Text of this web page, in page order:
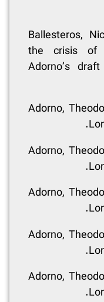
Ballesteros,
the crisis of
Adorno’s
. Adorno,
. Adorno,
. Adorno,
. Adorno,
. Adorno,